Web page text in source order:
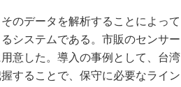
のデータを解析することによって
システムである。市販のセンサー
意した。導入の事例として、台湾
することで、保守に必要なライン